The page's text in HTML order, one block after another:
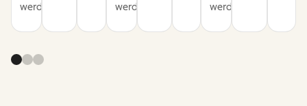
werden.
werden.
werden.